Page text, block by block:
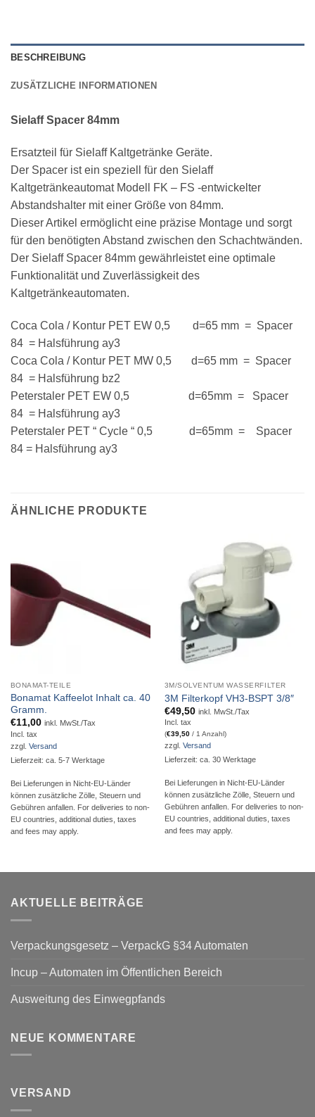
BESCHREIBUNG
ZUSÄTZLICHE INFORMATIONEN
Sielaff Spacer 84mm
Ersatzteil für Sielaff Kaltgetränke Geräte.
Der Spacer ist ein speziell für den Sielaff
Kaltgetränkeautomat Modell FK – FS -entwickelter
Abstandshalter mit einer Größe von 84mm.
Dieser Artikel ermöglicht eine präzise Montage und sorgt
für den benötigten Abstand zwischen den Schachtwänden.
Der Sielaff Spacer 84mm gewährleistet eine optimale
Funktionalität und Zuverlässigkeit des
Kaltgetränkeautomaten.
Coca Cola / Kontur PET EW 0,5 d=65 mm = Spacer
84 = Halsführung ay3
Coca Cola / Kontur PET MW 0,5 d=65 mm = Spacer
84 = Halsführung bz2
Peterstaler PET EW 0,5 d=65mm = Spacer
84 = Halsführung ay3
Peterstaler PET “ Cycle “ 0,5 d=65mm = Spacer
84 = Halsführung ay3
ÄHNLICHE PRODUKTE
BONAMAT-TEILE
Bonamat Kaffeelot Inhalt ca. 40
Gramm.
€11,00 inkl. MwSt./Tax
Incl. tax
zzgl. Versand
Lieferzeit: ca. 5-7 Werktage
Bei Lieferungen in Nicht-EU-Länder
können zusätzliche Zölle, Steuern und
Gebühren anfallen. For deliveries to non-
EU countries, additional duties, taxes
and fees may apply.
3M/SOLVENTUM WASSERFILTER
3M Filterkopf VH3-BSPT 3/8″
€49,50 inkl. MwSt./Tax
Incl. tax
(€39,50/ 1 Anzahl)
zzgl. Versand
Lieferzeit: ca. 30 Werktage
Bei Lieferungen in Nicht-EU-Länder
können zusätzliche Zölle, Steuern und
Gebühren anfallen. For deliveries to non-
EU countries, additional duties, taxes
and fees may apply.
AKTUELLE BEITRÄGE
Verpackungsgesetz – VerpackG §34 Automaten
Incup – Automaten im Öffentlichen Bereich
Ausweitung des Einwegpfands
NEUE KOMMENTARE
VERSAND